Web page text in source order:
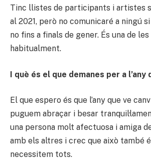
Tinc llistes de participants i artistes
al 2021, però no comunicaré a ningú
no fins a finals de gener. És una de
habitualment.
I què és el que demanes per a l’any
El que espero és que l’any que ve
puguem abraçar i besar
una persona molt afectuosa i amiga
amb els altres i crec que això també
necessitem tots.